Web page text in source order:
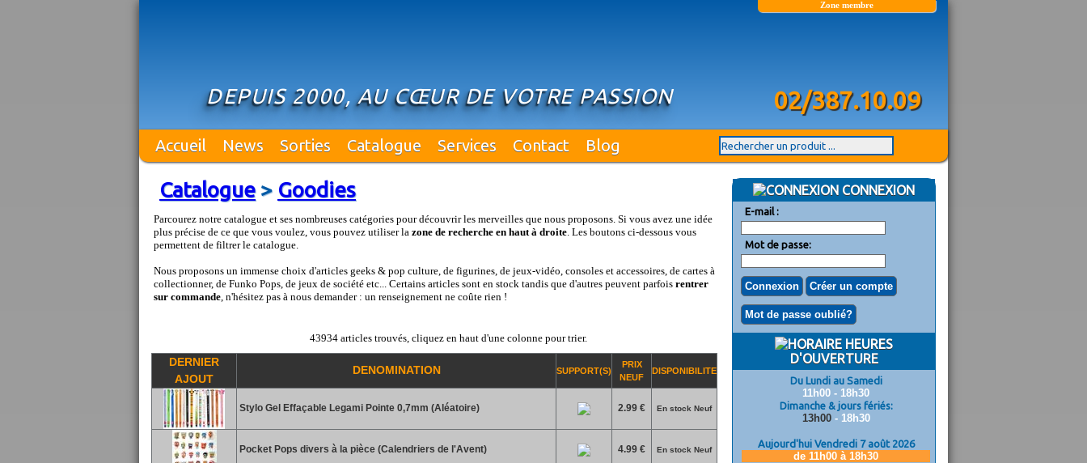
DEPUIS 2000, AU CŒUR DE VOTRE PASSION
Zone membre
02/387.10.09
Accueil News Sorties Catalogue Services Contact Blog
Catalogue> Goodies
Parcourez notre catalogue et ses nombreuses catégories pour découvrir les merveilles que nous proposons. Si vous avez une idée
plus précise de ce que vous voulez, vous pouvez utiliser la zone de recherche en haut à droite. Les boutons ci-dessous vous
permettent de filtrer le catalogue.
Nous proposons un immense choix d'articles geeks & pop culture, de figurines, de jeux-vidéo, consoles et accessoires, de cartes à
collectionner, de Funko Pops, de jeux de société etc... Certains articles sont en stock tandis que d'autres peuvent parfois rentrer
sur commande, n'hésitez pas à nous demander : un renseignement ne coûte rien !
43934 articles trouvés, cliquez en haut d'une colonne pour trier.
DERNIER
AJOUT
DENOMINATION SUPPORT(S)
PRIX
NEUF
DISPONIBILITE
Stylo Gel Effaçable Legami Pointe 0,7mm (Aléatoire) 2.99 € En stock Neuf
Pocket Pops divers à la pièce (Calendriers de l'Avent) 4.99 € En stock Neuf
CONNEXION
E-mail :
Mot de passe:
HEURES
D'OUVERTURE
Du Lundi au Samedi
11h00 - 18h30
Dimanche & jours fériés:
13h00- 18h30
Aujourd'hui Vendredi 7 août 2026
de 11h00 à 18h30